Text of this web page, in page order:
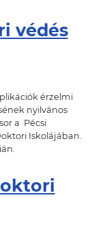
védés
érzelmi
nyilvános
a Pécsi
Iskolájában.